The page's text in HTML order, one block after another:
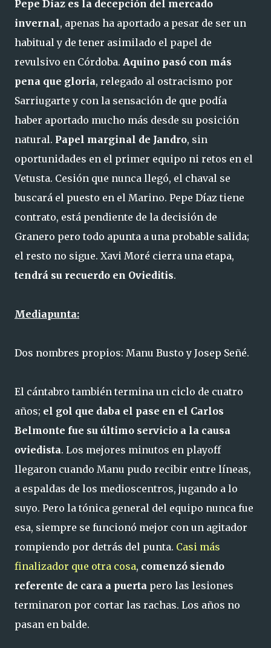
Pepe Díaz es la decepción del mercado
invernal, apenas ha aportado a pesar de ser un
habitual y de tener asimilado el papel de
revulsivo en Córdoba. Aquino pasó con más
pena que gloria, relegado al ostracismo por
Sarriugarte y con la sensación de que podía
haber aportado mucho más desde su posición
natural. Papel marginal de Jandro, sin
oportunidades en el primer equipo ni retos en el
Vetusta. Cesión que nunca llegó, el chaval se
buscará el puesto en el Marino. Pepe Díaz tiene
contrato, está pendiente de la decisión de
Granero pero todo apunta a una probable salida;
el resto no sigue. Xavi Moré cierra una etapa,
tendrá su recuerdo en Ovieditis.
Mediapunta:
Dos nombres propios: Manu Busto y Josep Señé.
El cántabro también termina un ciclo de cuatro
años; el gol que daba el pase en el Carlos
Belmonte fue su último servicio a la causa
oviedista. Los mejores minutos en playoff
llegaron cuando Manu pudo recibir entre líneas,
a espaldas de los medioscentros, jugando a lo
suyo. Pero la tónica general del equipo nunca fue
esa, siempre se funcionó mejor con un agitador
rompiendo por detrás del punta. Casi más
finalizador que otra cosa, comenzó siendo
referente de cara a puerta pero las lesiones
terminaron por cortar las rachas. Los años no
pasan en balde.